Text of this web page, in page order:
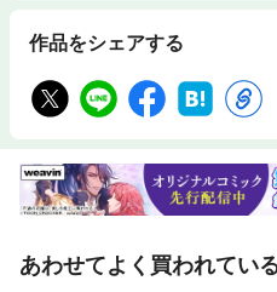
作品をシェアする
あわせてよく買われてい